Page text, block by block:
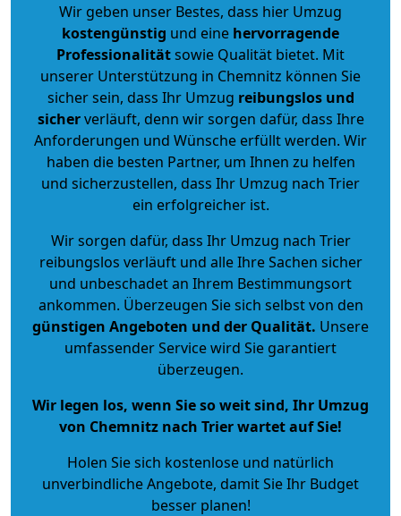
Wir geben unser Bestes, dass hier Umzug
kostengünstig und eine hervorragende
Professionalitätsowie Qualität bietet. Mit
unserer Unterstützung in Chemnitz können Sie
sicher sein, dass Ihr Umzug reibungslos und
sicherverläuft, denn wir sorgen dafür, dass Ihre
Anforderungen und Wünsche erfüllt werden. Wir
haben die besten Partner, um Ihnen zu helfen
und sicherzustellen, dass Ihr Umzug nach Trier
ein erfolgreicher ist.
Wir sorgen dafür, dass Ihr Umzug nach Trier
reibungslos verläuft und alle Ihre Sachen sicher
und unbeschadet an Ihrem Bestimmungsort
ankommen. Überzeugen Sie sich selbst von den
günstigen Angeboten und der Qualität. Unsere
umfassender Service wird Sie garantiert
überzeugen.
Wir legen los, wenn Sie so weit sind, Ihr Umzug
von Chemnitz nach Trier wartet auf Sie!
Holen Sie sich kostenlose und natürlich
unverbindliche Angebote, damit Sie Ihr Budget
besser planen!